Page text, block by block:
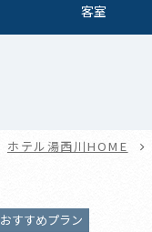
客室
ホテル湯西川HOME
おすすめプラン